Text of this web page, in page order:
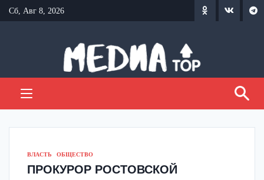
Перейти
к
Сб, Авг 8, 2026
ВЛАСТЬ ОБЩЕСТВО
ПРОКУРОР РОСТОВСКОЙ